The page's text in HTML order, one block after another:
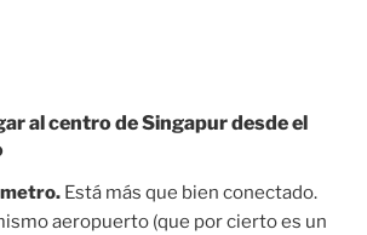
al centro de Singapur desde el
metro. Está más que bien conectado.
aeropuerto (que por cierto es un